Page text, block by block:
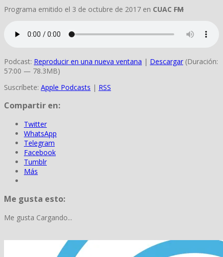
Programa emitido el 3 de octubre de 2017 en CUAC FM
Podcast: Reproducir en una nueva ventana | Descargar (Duración:
57:00 — 78.3MB)
Suscríbete: Apple Podcasts | RSS
Compartir en:
Twitter
WhatsApp
Telegram
Facebook
Tumblr
Más
Me gusta esto:
Me gusta Cargando...